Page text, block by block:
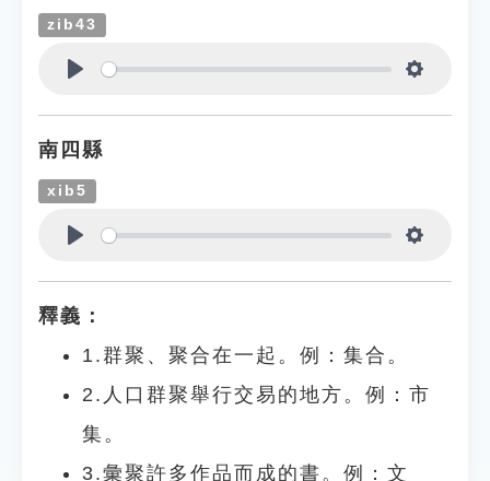
zib43
南四縣
xib5
釋義：
1.群聚、聚合在一起。例：集合。
2.人口群聚舉行交易的地方。例：市
集。
3.彙聚許多作品而成的書。例：文